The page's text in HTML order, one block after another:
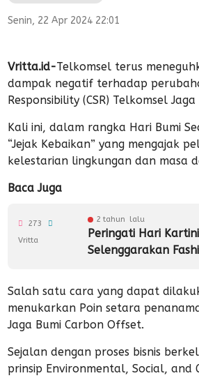
Senin, 22 Apr 2024 22:01
Vritta.id-Telkomsel terus
dampak negatif terhadap
Responsibility (CSR) Telkomsel Jaga
Kali ini, dalam rangka Hari Bumi
“Jejak Kebaikan” yang mengajak
kelestarian lingkungan dan masa
Baca Juga
2 tahun lalu
Peringati Hari
Selenggarakan
273
Vritta
Salah satu cara yang dapat
menukarkan Poin setara
Jaga Bumi Carbon Offset.
Sejalan dengan proses bisnis
prinsip Environmental, Social, and